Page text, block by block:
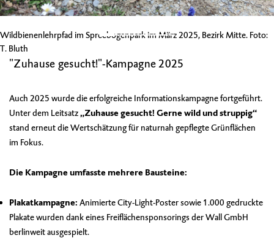
Wildbienenlehrpfad im Spreebogenpark im März 2025, Bezirk Mitte. Foto:
T. Bluth
"Zuhause gesucht!"-Kampagne 2025
Auch 2025 wurde die erfolgreiche Informationskampagne fortgeführt.
Unter dem Leitsatz„Zuhause gesucht! Gerne wild und struppig“
stand erneut die Wertschätzung für naturnah gepflegte Grünflächen
im Fokus.
Die Kampagne umfasste mehrere Bausteine:
Plakatkampagne: Animierte City-Light-Poster sowie 1.000 gedruckte
Plakate wurden dank eines Freiflächensponsorings der Wall GmbH
berlinweit ausgespielt.